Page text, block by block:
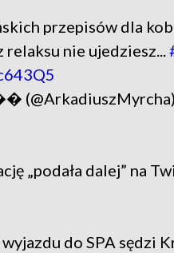
przepisów dla
relaksu nie ujedziesz...
(@ArkadiuszMyrcha)
„podała dalej” na
do SPA sędzi